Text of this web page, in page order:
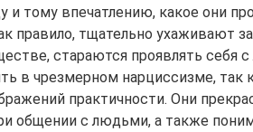
и тому впечатлению, какое они
правило, тщательно ухаживают
стараются проявлять себя
в чрезмерном нарциссизме, так
практичности. Они
общении с людьми, а также